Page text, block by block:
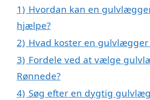
1) Hvordan kan en
hjælpe?
2) Hvad koster en gulvlægger
3) Fordele ved at vælge
Rønnede?
4) Søg efter en dygtig